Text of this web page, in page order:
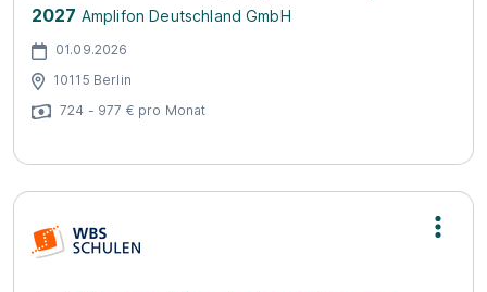
2027 Amplifon Deutschland GmbH
01.09.2026
10115 Berlin
724 - 977 € pro Monat